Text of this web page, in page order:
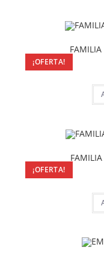
¡OFERTA!
¡OFERTA!